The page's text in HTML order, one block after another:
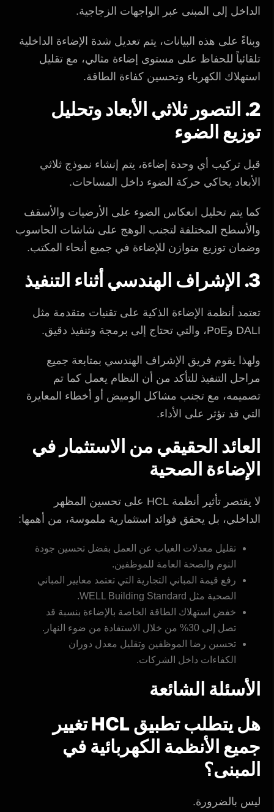
الداخل إلى المبنى عبر الواجهات الزجاجية.
وبناءً على هذه البيانات، يتم تعديل شدة الإضاءة الداخلية
تلقائياً للحفاظ على مستوى إضاءة مثالي، مع تقليل
استهلاك الكهرباء وتحسين كفاءة الطاقة.
2. التصور ثلاثي الأبعاد وتحليل
توزيع الضوء
قبل تركيب أي وحدة إضاءة، يتم إنشاء نموذج ثلاثي
الأبعاد يحاكي حركة الضوء داخل المساحات.
كما يتم تحليل انعكاس الضوء على الأرضيات والأسقف
والأسطح المختلفة لتجنب الوهج على شاشات الحاسوب
وضمان توزيع متوازن للإضاءة في جميع أنحاء المكتب.
3. الإشراف الهندسي أثناء التنفيذ
تعتمد أنظمة الإضاءة الذكية على تقنيات متقدمة مثل
DALI وPoE، والتي تحتاج إلى برمجة وتنفيذ دقيق.
ولهذا يقوم فريق الإشراف الهندسي بمتابعة جميع
مراحل التنفيذ للتأكد من أن النظام يعمل كما تم
تصميمه، مع تجنب مشاكل الوميض أو أخطاء المعايرة
التي قد تؤثر على الأداء.
العائد الحقيقي من الاستثمار في
الإضاءة الصحية
لا يقتصر تأثير أنظمة HCL على تحسين المظهر
الداخلي، بل يحقق فوائد استثمارية ملموسة، من أهمها:
تقليل معدلات الغياب عن العمل بفضل تحسين جودة
النوم والصحة العامة للموظفين.
رفع قيمة المباني التجارية التي تعتمد معايير المباني
الصحية مثل WELL Building Standard.
خفض استهلاك الطاقة الخاصة بالإضاءة بنسبة قد
تصل إلى 30% من خلال الاستفادة من ضوء النهار.
تحسين رضا الموظفين وتقليل معدل دوران
الكفاءات داخل الشركات.
الأسئلة الشائعة
هل يتطلب تطبيق HCL تغيير
جميع الأنظمة الكهربائية في
المبنى؟
ليس بالضرورة.